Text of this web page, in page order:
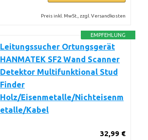
Preis inkl. MwSt., zzgl. Versandkosten
EMPFEHLUNG
Leitungssucher Ortungsgerät
HANMATEK SF2 Wand Scanner
Detektor Multifunktional Stud
Finder
Holz/Eisenmetalle/Nichteisenm
etalle/Kabel
32,99 €